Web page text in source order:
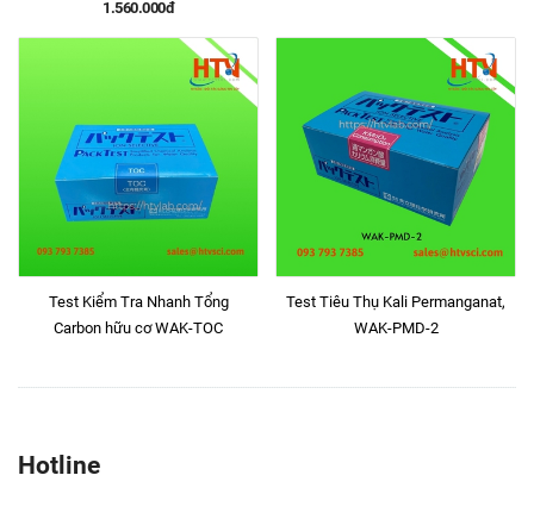
1.560.000đ
Test Kiểm Tra Nhanh Tổng
Carbon hữu cơ WAK-TOC
Test Tiêu Thụ Kali Permanganat,
WAK-PMD-2
Hotline